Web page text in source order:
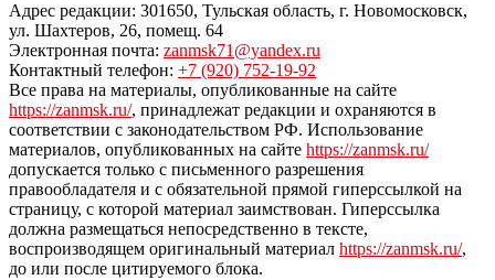
Адрес редакции: 301650, Тульская область, г. Новомосковск,
ул. Шахтеров, 26, помещ. 64
Электронная почта: zanmsk71@yandex.ru
Контактный телефон: +7 (920) 752-19-92
Все права на материалы, опубликованные на сайте
https://zanmsk.ru/, принадлежат редакции и охраняются в
соответствии с законодательством РФ. Использование
материалов, опубликованных на сайте https://zanmsk.ru/
допускается только с письменного разрешения
правообладателя и с обязательной прямой гиперссылкой на
страницу, с которой материал заимствован. Гиперссылка
должна размещаться непосредственно в тексте,
воспроизводящем оригинальный материал https://zanmsk.ru/,
до или после цитируемого блока.